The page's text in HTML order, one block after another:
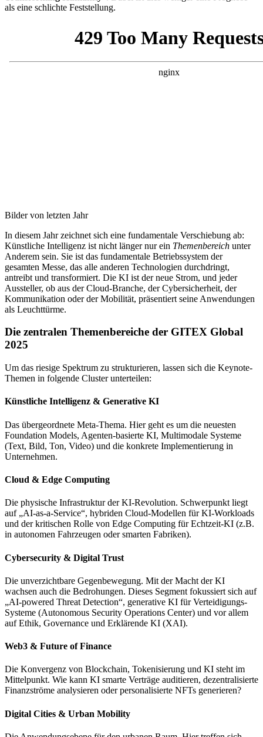
als eine schlichte Feststellung.
Bilder von letzten Jahr
In diesem Jahr zeichnet sich eine fundamentale Verschiebung ab:
Künstliche Intelligenz ist nicht länger nur ein Themenbereich unter
Anderem sein. Sie ist das fundamentale Betriebssystem der
gesamten Messe, das alle anderen Technologien durchdringt,
antreibt und transformiert. Die KI ist der neue Strom, und jeder
Aussteller, ob aus der Cloud-Branche, der Cybersicherheit, der
Kommunikation oder der Mobilität, präsentiert seine Anwendungen
als Leuchttürme.
Die zentralen Themenbereiche der GITEX Global
2025
Um das riesige Spektrum zu strukturieren, lassen sich die Keynote-
Themen in folgende Cluster unterteilen:
Künstliche Intelligenz & Generative KI
Das übergeordnete Meta-Thema. Hier geht es um die neuesten
Foundation Models, Agenten-basierte KI, Multimodale Systeme
(Text, Bild, Ton, Video) und die konkrete Implementierung in
Unternehmen.
Cloud & Edge Computing
Die physische Infrastruktur der KI-Revolution. Schwerpunkt liegt
auf „AI-as-a-Service“, hybriden Cloud-Modellen für KI-Workloads
und der kritischen Rolle von Edge Computing für Echtzeit-KI (z.B.
in autonomen Fahrzeugen oder smarten Fabriken).
Cybersecurity & Digital Trust
Die unverzichtbare Gegenbewegung. Mit der Macht der KI
wachsen auch die Bedrohungen. Dieses Segment fokussiert sich auf
„AI-powered Threat Detection“, generative KI für Verteidigungs-
Systeme (Autonomous Security Operations Center) und vor allem
auf Ethik, Governance und Erklärende KI (XAI).
Web3 & Future of Finance
Die Konvergenz von Blockchain, Tokenisierung und KI steht im
Mittelpunkt. Wie kann KI smarte Verträge auditieren, dezentralisierte
Finanzströme analysieren oder personalisierte NFTs generieren?
Digital Cities & Urban Mobility